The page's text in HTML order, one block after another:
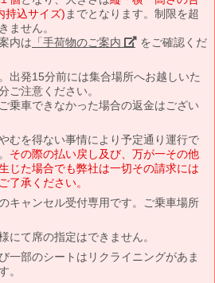
持込サイズ) までとなります。制限を超
ません。
内は 「手荷物のご案内」 をご確認くだ
出発15分前には集合場所へお越しいた
ご注意ください。
乗車できなかった場合の返金はござい
むを得ない事情により予定通り運行で
その際の払い戻し及び、万が一その他
じた場合でも弊社は一切その請求には
了承ください。
キャンセル受付専用です。ご乗車場所
にて席の指定はできません。
一部のシートはリクライニングがあま
。